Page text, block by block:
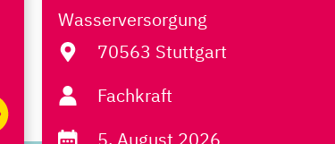
Wasserversorgung
70563 Stuttgart
Fachkraft
5. August 2026